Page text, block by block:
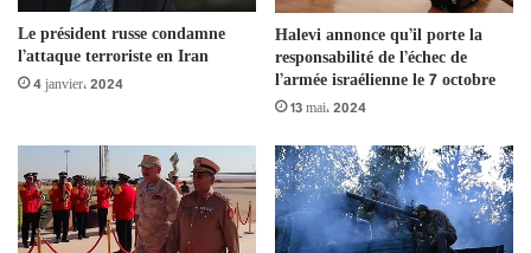
Le président russe condamne
l’attaque terroriste en Iran
4 janvier، 2024
Halevi annonce qu’il porte la
responsabilité de l’échec de
l’armée israélienne le 7 octobre
13 mai، 2024